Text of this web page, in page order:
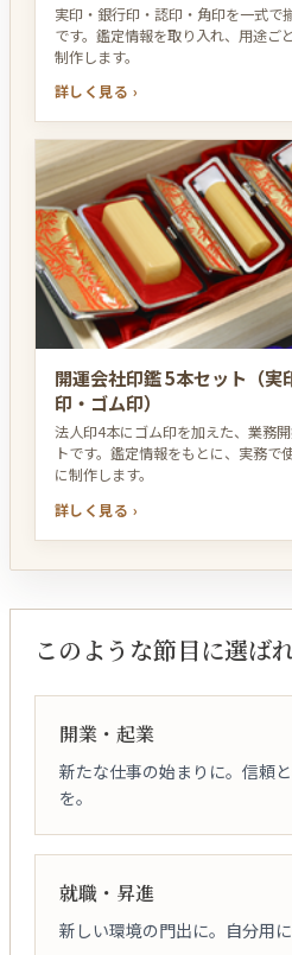
実印・銀行印・認印・角印を一式で
です。鑑定情報を取り入れ、用途ご
制作します。
詳しく見る ›
開運会社印鑑 5本セット（実
印・ゴム印）
法人印4本にゴム印を加えた、業務
トです。鑑定情報をもとに、実務で
に制作します。
詳しく見る ›
このような節目に選ば
開業・起業
新たな仕事の始まりに。信頼
を。
就職・昇進
新しい環境の門出に。自分用に